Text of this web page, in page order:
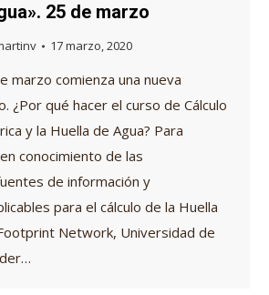
25 de marzo
17 marzo, 2020
marzo comienza una nueva
¿Por qué hacer el curso de Cálculo
y la Huella de Agua? Para
conocimiento de las
de información y
para el cálculo de la Huella
Network, Universidad de